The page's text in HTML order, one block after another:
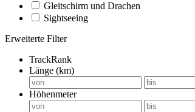
Gleitschirm und Drachen
Sightseeing
Erweiterte Filter
TrackRank
Länge (km)
Höhenmeter